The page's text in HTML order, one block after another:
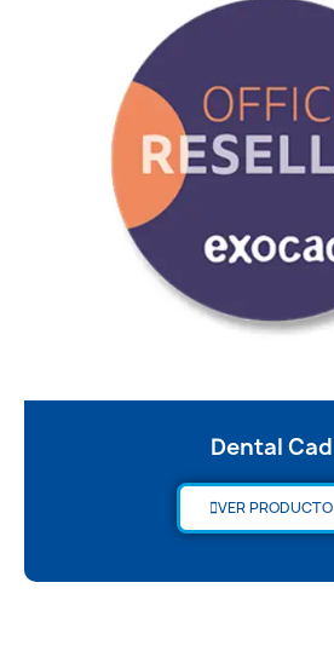
Dental Cad
VER PRODUCTO